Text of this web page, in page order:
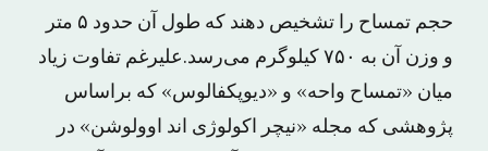
حجم تمساح را تشخیص دهند که طول آن حدود ۵ متر
و وزن آن به ۷۵۰ کیلوگرم می‌رسد.علیرغم تفاوت زیاد
میان «تمساح واحه» و «دیوپکفالوس» که براساس
پژوهشی که مجله «نیچر اکولوژی اند اوولوشن» در